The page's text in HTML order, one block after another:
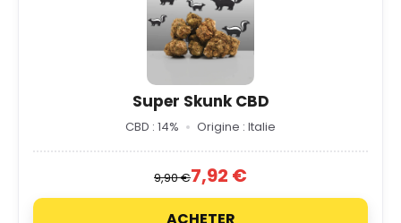
Super Skunk CBD
CBD : 14% Origine : Italie
9,90 €7,92 €